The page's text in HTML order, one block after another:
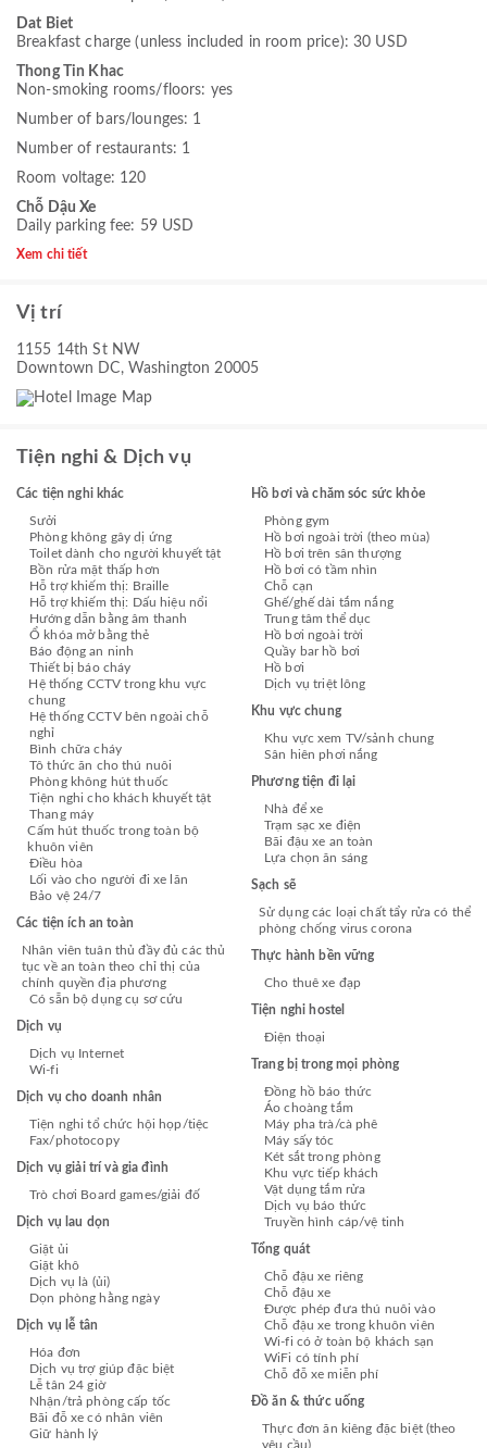
Dat Biet
Breakfast charge (unless included in room price): 30 USD
Thong Tin Khac
Non-smoking rooms/floors: yes
Number of bars/lounges: 1
Number of restaurants: 1
Room voltage: 120
Chỗ Dậu Xe
Daily parking fee: 59 USD
Xem chi tiết
Vị trí
1155 14th St NW
Downtown DC, Washington 20005
Tiện nghi & Dịch vụ
Các tiện nghi khác
Sưởi
Phòng không gây dị ứng
Toilet dành cho người khuyết tật
Bồn rửa mặt thấp hơn
Hỗ trợ khiếm thị: Braille
Hỗ trợ khiếm thị: Dấu hiệu nổi
Hướng dẫn bằng âm thanh
Ổ khóa mở bằng thẻ
Báo động an ninh
Thiết bị báo cháy
Hệ thống CCTV trong khu vực
chung
Hệ thống CCTV bên ngoài chỗ
nghỉ
Bình chữa cháy
Tô thức ăn cho thú nuôi
Phòng không hút thuốc
Tiện nghi cho khách khuyết tật
Thang máy
Cấm hút thuốc trong toàn bộ
khuôn viên
Điều hòa
Lối vào cho người đi xe lăn
Bảo vệ 24/7
Các tiện ích an toàn
Nhân viên tuân thủ đầy đủ các thủ
tục về an toàn theo chỉ thị của
chính quyền địa phương
Có sẵn bộ dụng cụ sơ cứu
Dịch vụ
Dịch vụ Internet
Wi-fi
Dịch vụ cho doanh nhân
Tiện nghi tổ chức hội họp/tiệc
Fax/photocopy
Dịch vụ giải trí và gia đình
Trò chơi Board games/giải đố
Dịch vụ lau dọn
Giặt ủi
Giặt khô
Dịch vụ là (ủi)
Dọn phòng hằng ngày
Dịch vụ lễ tân
Hóa đơn
Dịch vụ trợ giúp đặc biệt
Lễ tân 24 giờ
Nhận/trả phòng cấp tốc
Bãi đỗ xe có nhân viên
Giữ hành lý
Hồ bơi và chăm sóc sức khỏe
Phòng gym
Hồ bơi ngoài trời (theo mùa)
Hồ bơi trên sân thượng
Hồ bơi có tầm nhìn
Chỗ cạn
Ghế/ghế dài tắm nắng
Trung tâm thể dục
Hồ bơi ngoài trời
Quầy bar hồ bơi
Hồ bơi
Dịch vụ triệt lông
Khu vực chung
Khu vực xem TV/sảnh chung
Sân hiên phơi nắng
Phương tiện đi lại
Nhà để xe
Trạm sạc xe điện
Bãi đậu xe an toàn
Lựa chọn ăn sáng
Sạch sẽ
Sử dụng các loại chất tẩy rửa có thể
phòng chống virus corona
Thực hành bền vững
Cho thuê xe đạp
Tiện nghi hostel
Điện thoại
Trang bị trong mọi phòng
Đồng hồ báo thức
Áo choàng tắm
Máy pha trà/cà phê
Máy sấy tóc
Két sắt trong phòng
Khu vực tiếp khách
Vật dụng tắm rửa
Dịch vụ báo thức
Truyền hình cáp/vệ tinh
Tổng quát
Chỗ đậu xe riêng
Chỗ đậu xe
Được phép đưa thú nuôi vào
Chỗ đậu xe trong khuôn viên
Wi-fi có ở toàn bộ khách sạn
WiFi có tính phí
Chỗ đỗ xe miễn phí
Đồ ăn & thức uống
Thực đơn ăn kiêng đặc biệt (theo
yêu cầu)